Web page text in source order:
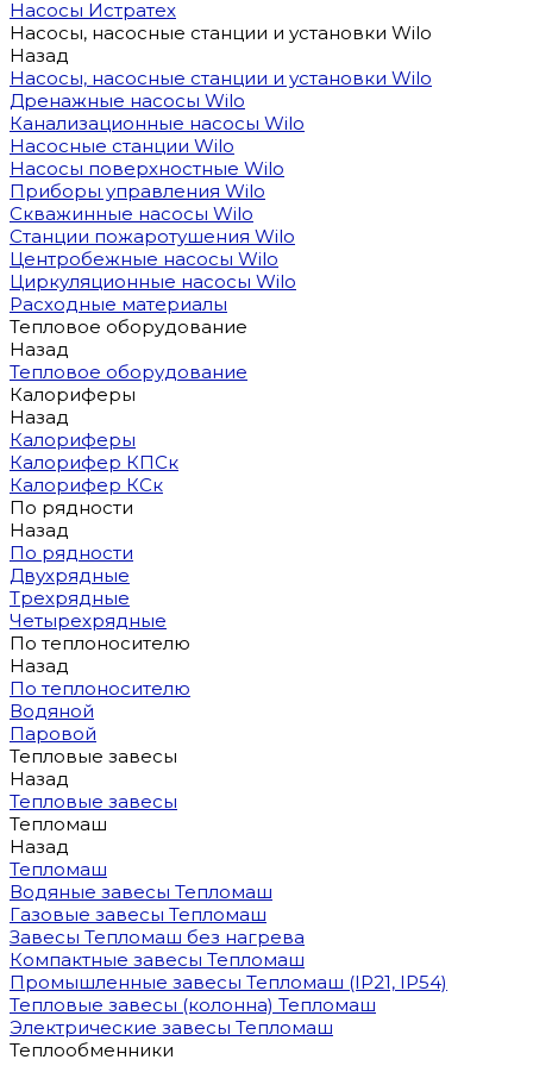
Насосы Истратех
Насосы, насосные станции и установки Wilo
Назад
Насосы, насосные станции и установки Wilo
Дренажные насосы Wilo
Канализационные насосы Wilo
Насосные станции Wilo
Насосы поверхностные Wilo
Приборы управления Wilo
Скважинные насосы Wilo
Станции пожаротушения Wilo
Центробежные насосы Wilo
Циркуляционные насосы Wilo
Расходные материалы
Тепловое оборудование
Назад
Тепловое оборудование
Калориферы
Назад
Калориферы
Калорифер КПСк
Калорифер КСк
По рядности
Назад
По рядности
Двухрядные
Трехрядные
Четырехрядные
По теплоносителю
Назад
По теплоносителю
Водяной
Паровой
Тепловые завесы
Назад
Тепловые завесы
Тепломаш
Назад
Тепломаш
Водяные завесы Тепломаш
Газовые завесы Тепломаш
Завесы Тепломаш без нагрева
Компактные завесы Тепломаш
Промышленные завесы Тепломаш (IP21, IP54)
Тепловые завесы (колонна) Тепломаш
Электрические завесы Тепломаш
Теплообменники